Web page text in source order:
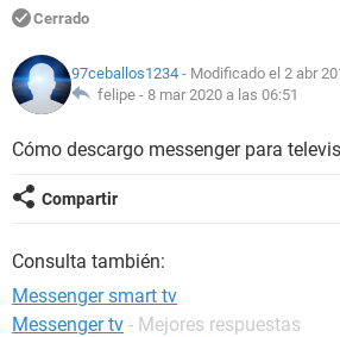
Cerrado
97ceballos1234 - Modificado el 2 abr
felipe - 8 mar 2020 a las 06:51
Cómo descargo messenger para
Compartir
Consulta también:
Messenger smart tv
Messenger tv - Mejores respuestas